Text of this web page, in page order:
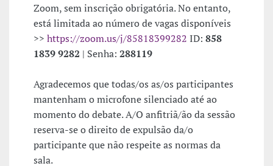
Zoom, sem inscrição obrigatória. No entanto,
está limitada ao número de vagas disponíveis
>> https://zoom.us/j/85818399282 ID: 858
1839 9282 | Senha: 288119
Agradecemos que todas/os as/os participantes
mantenham o microfone silenciado até ao
momento do debate. A/O anfitriã/ão da sessão
reserva-se o direito de expulsão da/o
participante que não respeite as normas da
sala.